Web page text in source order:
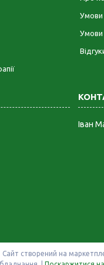
Умови
Умови
Іван
Сайт створений на